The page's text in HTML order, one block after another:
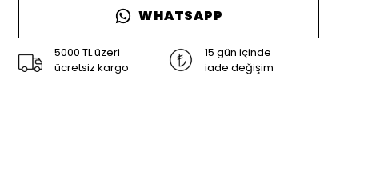
WHATSAPP
5000 TL üzeri
ücretsiz kargo
15 gün içinde
iade değişim